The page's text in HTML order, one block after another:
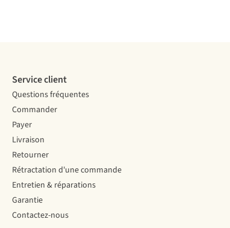
Service client
Questions fréquentes
Commander
Payer
Livraison
Retourner
Rétractation d'une commande
Entretien & réparations
Garantie
Contactez-nous